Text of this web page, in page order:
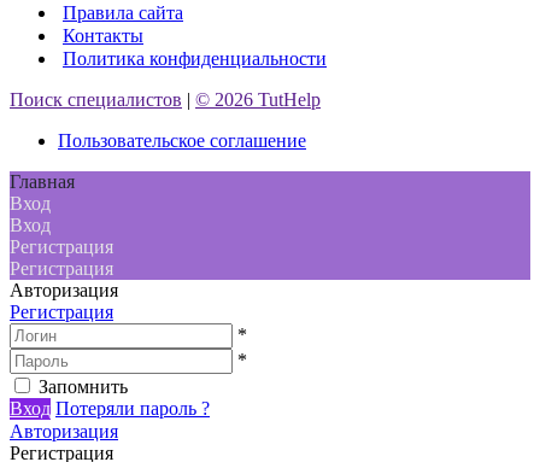
Правила сайта
Контакты
Политика конфиденциальности
Поиск специалистов | © 2026 TutHelp
Пользовательское соглашение
Главная
Вход
Вход
Регистрация
Регистрация
Авторизация
Регистрация
*
*
Запомнить
Вход Потеряли пароль ?
Авторизация
Регистрация